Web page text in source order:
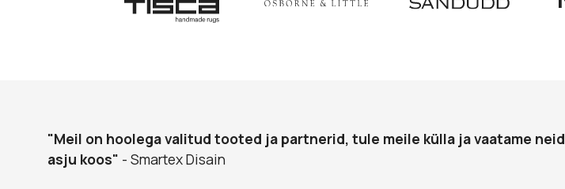
"Meil on hoolega valitud tooted ja partnerid, tule meile külla ja vaatame neid
asju koos" - Smartex Disain